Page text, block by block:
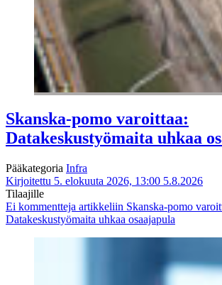
Skanska-pomo varoittaa:
Datakeskustyömaita uhkaa
Pääkategoria Infra
Kirjoitettu 5. elokuuta 2026, 13:00 5.8.2026
Tilaajille
Ei kommentteja artikkeliin Skanska-pomo
Datakeskustyömaita uhkaa osaajapula